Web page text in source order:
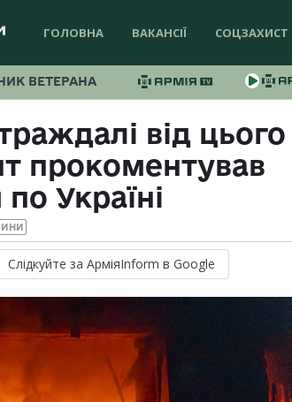
ГОЛОВНА ВАКАНСІЇ СОЦЗАХИСТ
ВЕТЕРАНА
від цього
прокоментував
Україні
Слідкуйте за АрміяInform в Google